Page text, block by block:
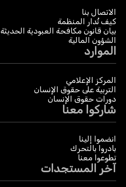
الاتصال بنا
كيف تُدار المنظمة
بيان قانون مكافحة العبودية الحديثة
الشؤون المالية
الموارد
المركز الإعلامي
التربية على حقوق الإنسان
دورات حقوق الإنسان
شاركوا معنا
انضموا إلينا
بادروا بالتحرك
تطوعوا معنا
آخر المستجدات